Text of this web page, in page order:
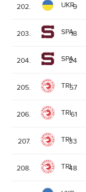
202. UKR9
203. SPA18
204. SPA24
205. TRI57
206. TRI61
207. TRI33
208. TRI48